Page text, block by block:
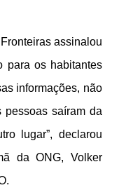
assinalou
para os habitantes
informações, não
saíram da
lugar”, declarou
da ONG, Volker